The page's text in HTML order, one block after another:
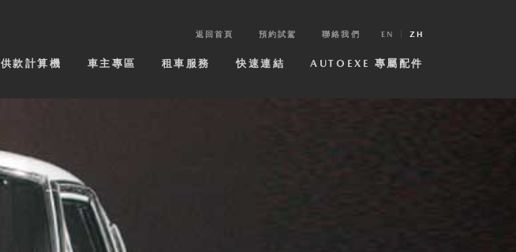
返回首頁 預約試駕 聯絡我們 EN ZH
供款計算機 車主專區 租車服務 快速連結 AUTOEXE 專屬配件